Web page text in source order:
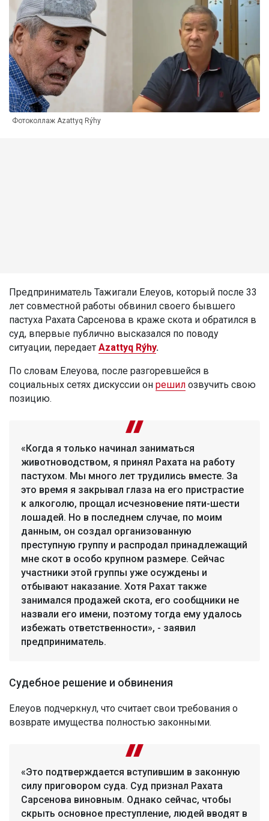
Фотоколлаж Azattyq Rýhy
Предприниматель Тажигали Елеуов, который после 33
лет совместной работы обвинил своего бывшего
пастуха Рахата Сарсенова в краже скота и обратился в
суд, впервые публично высказался по поводу
ситуации, передает Azattyq Rýhy.
По словам Елеуова, после разгоревшейся в
социальных сетях дискуссии он решил озвучить свою
позицию.
«Когда я только начинал заниматься
животноводством, я принял Рахата на работу
пастухом. Мы много лет трудились вместе. За
это время я закрывал глаза на его пристрастие
к алкоголю, прощал исчезновение пяти-шести
лошадей. Но в последнем случае, по моим
данным, он создал организованную
преступную группу и распродал принадлежащий
мне скот в особо крупном размере. Сейчас
участники этой группы уже осуждены и
отбывают наказание. Хотя Рахат также
занимался продажей скота, его сообщники не
назвали его имени, поэтому тогда ему удалось
избежать ответственности», - заявил
предприниматель.
Судебное решение и обвинения
Елеуов подчеркнул, что считает свои требования о
возврате имущества полностью законными.
«Это подтверждается вступившим в законную
силу приговором суда. Суд признал Рахата
Сарсенова виновным. Однако сейчас, чтобы
скрыть основное преступление, людей вводят в